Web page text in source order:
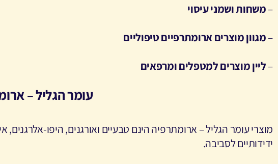
–משחות ושמני עיסוי
–מגוון מוצרים ארומתרפיים טיפוליים
–ליין מוצרים למטפלים ומרפאים
עומר הגליל –
מוצרי עומר הגליל – ארומתרפיה הינם טבעיים ואורגנים, היפו-אלרגנים,
ידידותיים לסביבה.